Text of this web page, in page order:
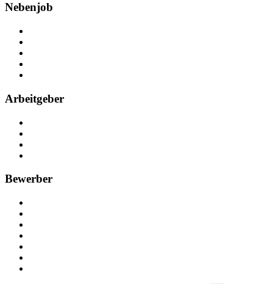
Nebenjob
Arbeitgeber
Bewerber